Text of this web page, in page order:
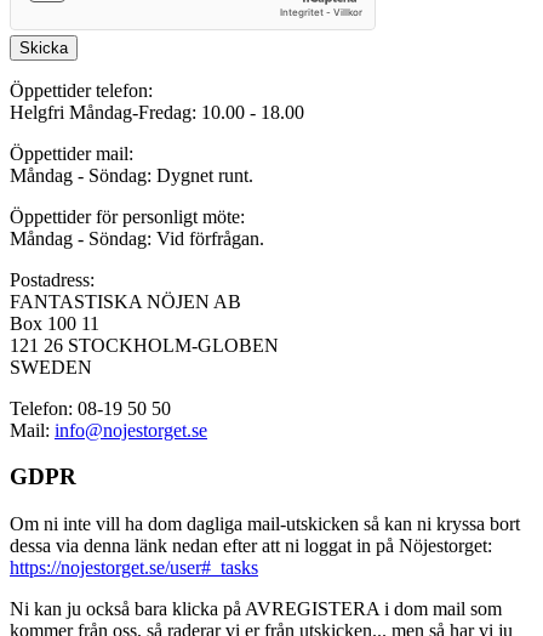
Skicka
Öppettider telefon:
Helgfri Måndag-Fredag: 10.00 - 18.00
Öppettider mail:
Måndag - Söndag: Dygnet runt.
Öppettider för personligt möte:
Måndag - Söndag: Vid förfrågan.
Postadress:
FANTASTISKA NÖJEN AB
Box 100 11
121 26 STOCKHOLM-GLOBEN
SWEDEN
Telefon: 08-19 50 50
Mail: info@nojestorget.se
GDPR
Om ni inte vill ha dom dagliga mail-utskicken så kan ni kryssa bort
dessa via denna länk nedan efter att ni loggat in på Nöjestorget:
https://nojestorget.se/user#_tasks
Ni kan ju också bara klicka på AVREGISTERA i dom mail som
kommer från oss, så raderar vi er från utskicken... men så har vi ju